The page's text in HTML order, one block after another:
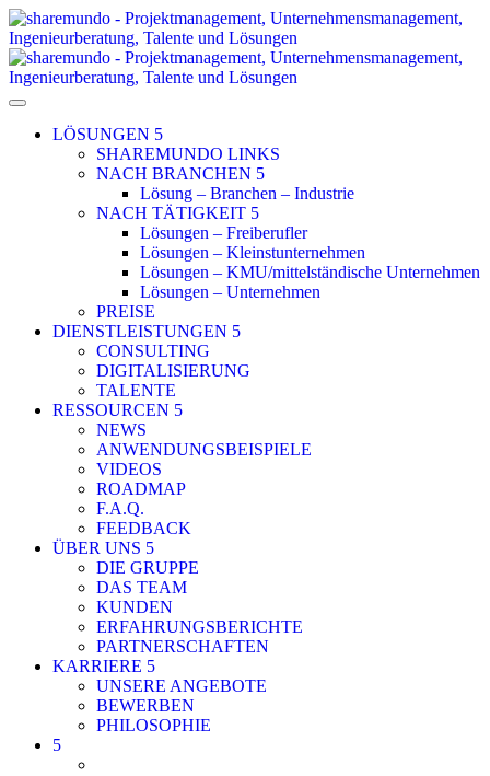
LÖSUNGEN
SHAREMUNDO LINKS
NACH BRANCHEN
Lösung – Branchen – Industrie
NACH TÄTIGKEIT
Lösungen – Freiberufler
Lösungen – Kleinstunternehmen
Lösungen – KMU/mittelständische Unternehmen
Lösungen – Unternehmen
PREISE
DIENSTLEISTUNGEN
CONSULTING
DIGITALISIERUNG
TALENTE
RESSOURCEN
NEWS
ANWENDUNGSBEISPIELE
VIDEOS
ROADMAP
F.A.Q.
FEEDBACK
ÜBER UNS
DIE GRUPPE
DAS TEAM
KUNDEN
ERFAHRUNGSBERICHTE
PARTNERSCHAFTEN
KARRIERE
UNSERE ANGEBOTE
BEWERBEN
PHILOSOPHIE